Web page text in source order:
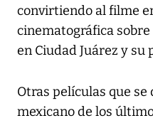
convirtiendo al filme
cinematográfica
en Ciudad Juárez y su
Otras películas que se
mexicano de los